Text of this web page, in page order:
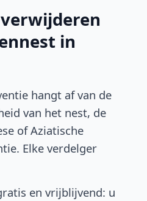
in
hangt af van de
van het nest, de
of Aziatische
Elke verdelger
en vrijblijvend: u